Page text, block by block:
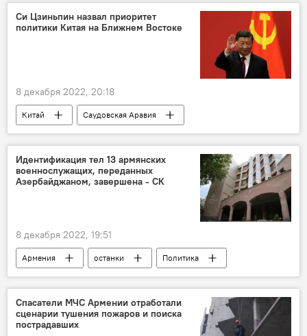
Си Цзиньпин назвал приоритет
политики Китая на Ближнем Востоке
8 декабря 2022, 20:18
Китай
Саудовская Аравия
Ближний Восток
дипломатия
Идентификация тел 13 армянских
военнослужащих, переданных
Азербайджаном, завершена - СК
8 декабря 2022, 19:51
Армения останки
Политика
Новости Армения
Следственный комитет
Спасатели МЧС Армении отработали
сценарии тушения пожаров и поиска
пострадавших